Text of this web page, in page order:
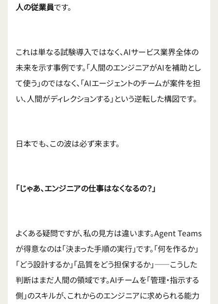
人の従業員です。
これは単なる試験導入ではなく、AIサービス業界全体の
未来を示す事例です。「人間のエンジニアがAIを補助とし
て使う」のではなく、「AIエージェントのチームが案件を担
い、人間がディレクションする」という逆転した構図です。
日本でも、この波は必ず来ます。
「じゃあ、エンジニアの仕事はなくなるの？」
よくある疑問ですが、私の見方は違います。Agent Teams
が得意なのは「決まった手順の実行」です。「何を作るか」
「どう設計するか」「品質をどう担保するか」——こうした
判断はまだ人間の領域です。AIチームを「管理・指示する
側」のスキルが、これからのエンジニアに求められる能力